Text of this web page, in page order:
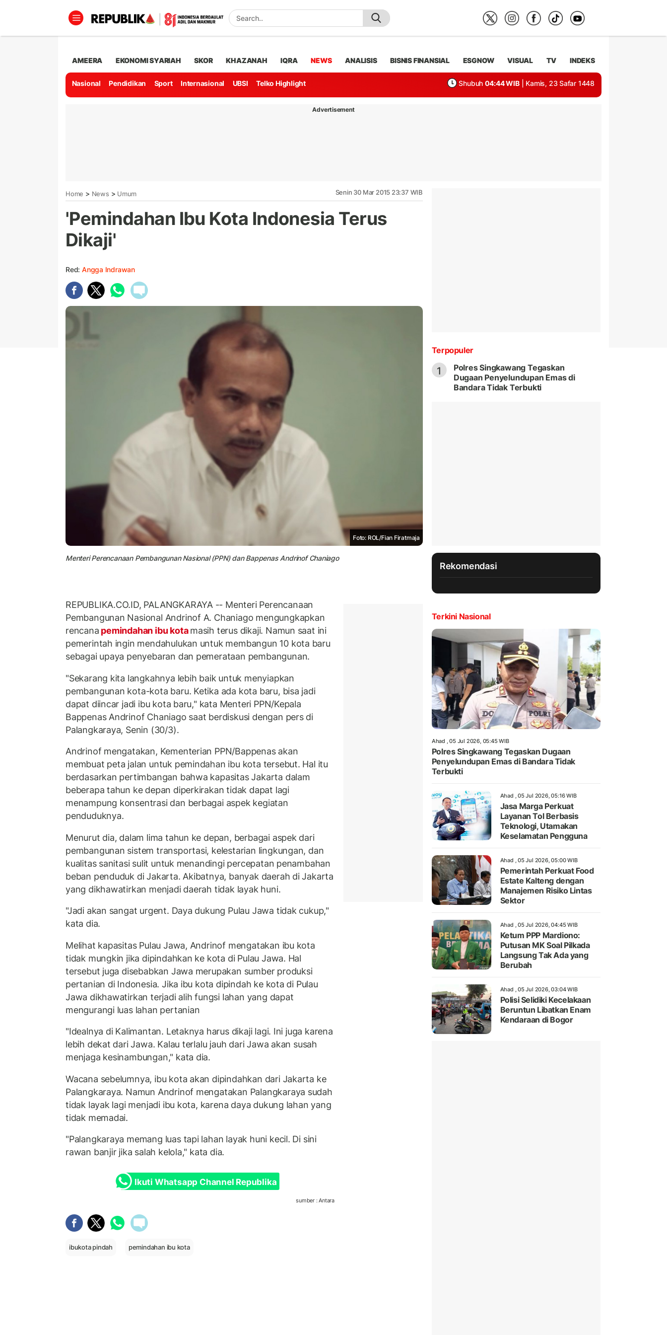
AMEERA EKONOMI SYARIAH SKOR KHAZANAH IQRA NEWS ANALISIS BISNIS FINANSIAL ESGNOW VISUAL TV INDEKS
Nasional Pendidikan Sport Internasional UBSI Telko Highlight Shubuh 04:44 WIB | Kamis, 23 Safar 1448
Advertisement
Home > News > Umum Senin 30 Mar 2015 23:37 WIB
'Pemindahan Ibu Kota Indonesia Terus
Dikaji'
Red: Angga Indrawan
Foto: ROL/Fian Firatmaja
Menteri Perencanaan Pembangunan Nasional (PPN) dan Bappenas Andrinof Chaniago
REPUBLIKA.CO.ID, PALANGKARAYA -- Menteri Perencanaan
Pembangunan Nasional Andrinof A. Chaniago mengungkapkan
rencana pemindahan ibu kotamasih terus dikaji. Namun saat ini
pemerintah ingin mendahulukan untuk membangun 10 kota baru
sebagai upaya penyebaran dan pemerataan pembangunan.
"Sekarang kita langkahnya lebih baik untuk menyiapkan
pembangunan kota-kota baru. Ketika ada kota baru, bisa jadi
dapat diincar jadi ibu kota baru," kata Menteri PPN/Kepala
Bappenas Andrinof Chaniago saat berdiskusi dengan pers di
Palangkaraya, Senin (30/3).
Andrinof mengatakan, Kementerian PPN/Bappenas akan
membuat peta jalan untuk pemindahan ibu kota tersebut. Hal itu
berdasarkan pertimbangan bahwa kapasitas Jakarta dalam
beberapa tahun ke depan diperkirakan tidak dapat lagi
menampung konsentrasi dan berbagai aspek kegiatan
penduduknya.
Menurut dia, dalam lima tahun ke depan, berbagai aspek dari
pembangunan sistem transportasi, kelestarian lingkungan, dan
kualitas sanitasi sulit untuk menandingi percepatan penambahan
beban penduduk di Jakarta. Akibatnya, banyak daerah di Jakarta
yang dikhawatirkan menjadi daerah tidak layak huni.
"Jadi akan sangat urgent. Daya dukung Pulau Jawa tidak cukup,"
kata dia.
Melihat kapasitas Pulau Jawa, Andrinof mengatakan ibu kota
tidak mungkin jika dipindahkan ke kota di Pulau Jawa. Hal
tersebut juga disebabkan Jawa merupakan sumber produksi
pertanian di Indonesia. Jika ibu kota dipindah ke kota di Pulau
Jawa dikhawatirkan terjadi alih fungsi lahan yang dapat
mengurangi luas lahan pertanian
"Idealnya di Kalimantan. Letaknya harus dikaji lagi. Ini juga karena
lebih dekat dari Jawa. Kalau terlalu jauh dari Jawa akan susah
menjaga kesinambungan," kata dia.
Wacana sebelumnya, ibu kota akan dipindahkan dari Jakarta ke
Palangkaraya. Namun Andrinof mengatakan Palangkaraya sudah
tidak layak lagi menjadi ibu kota, karena daya dukung lahan yang
tidak memadai.
"Palangkaraya memang luas tapi lahan layak huni kecil. Di sini
rawan banjir jika salah kelola," kata dia.
Ikuti Whatsapp Channel Republika
sumber : Antara
ibukota pindah pemindahan ibu kota
Terpopuler
1
Polres Singkawang Tegaskan
Dugaan Penyelundupan Emas di
Bandara Tidak Terbukti
Rekomendasi
Terkini Nasional
Ahad , 05 Jul 2026, 05:45 WIB
Polres Singkawang Tegaskan Dugaan
Penyelundupan Emas di Bandara Tidak
Terbukti
Ahad , 05 Jul 2026, 05:16 WIB
Jasa Marga Perkuat
Layanan Tol Berbasis
Teknologi, Utamakan
Keselamatan Pengguna
Ahad , 05 Jul 2026, 05:00 WIB
Pemerintah Perkuat Food
Estate Kalteng dengan
Manajemen Risiko Lintas
Sektor
Ahad , 05 Jul 2026, 04:45 WIB
Ketum PPP Mardiono:
Putusan MK Soal Pilkada
Langsung Tak Ada yang
Berubah
Ahad , 05 Jul 2026, 03:04 WIB
Polisi Selidiki Kecelakaan
Beruntun Libatkan Enam
Kendaraan di Bogor